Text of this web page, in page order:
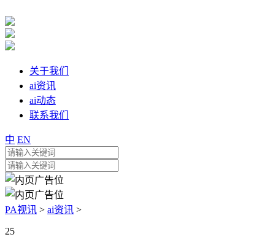
关于我们
ai资讯
ai动态
联系我们
中 EN
PA视讯 > ai资讯 >
25